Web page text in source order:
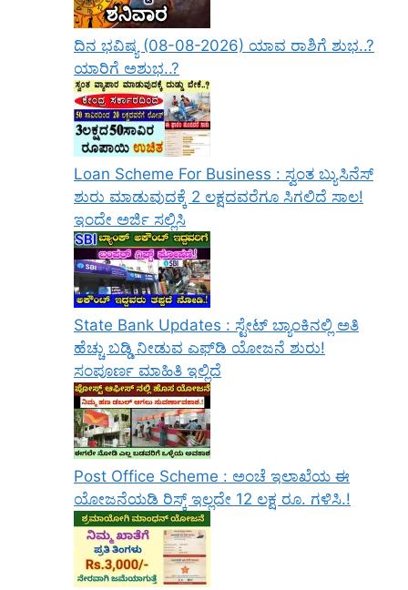
ದಿನ ಭವಿಷ್ಯ (08-08-2026) ಯಾವ ರಾಶಿಗೆ ಶುಭ..?
ಯಾರಿಗೆ ಅಶುಭ..?
Loan Scheme For Business : ಸ್ವಂತ ಬ್ಯುಸಿನೆಸ್
ಶುರು ಮಾಡುವುದಕ್ಕೆ 2 ಲಕ್ಷದವರೆಗೂ ಸಿಗಲಿದೆ ಸಾಲ!
ಇಂದೇ ಅರ್ಜಿ ಸಲ್ಲಿಸಿ
State Bank Updates : ಸ್ಟೇಟ್ ಬ್ಯಾಂಕಿನಲ್ಲಿ ಅತಿ
ಹೆಚ್ಚು ಬಡ್ಡಿ ನೀಡುವ ಎಫ್‌ಡಿ ಯೋಜನೆ ಶುರು!
ಸಂಪೂರ್ಣ ಮಾಹಿತಿ ಇಲ್ಲಿದೆ
Post Office Scheme : ಅಂಚೆ ಇಲಾಖೆಯ ಈ
ಯೋಜನೆಯಡಿ ರಿಸ್ಕ್‌ ಇಲ್ಲದೇ 12 ಲಕ್ಷ ರೂ. ಗಳಿಸಿ.!